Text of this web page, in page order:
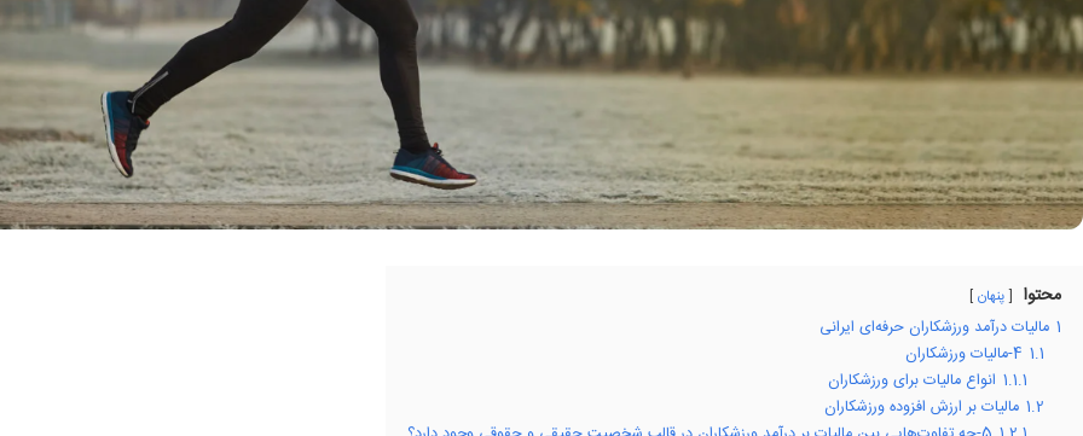
محتوا پنهان
1 مالیات درآمد ورزشکاران حرفه‌ای ایرانی
1.1 4-مالیات ورزشکاران
1.1.1 انواع مالیات برای ورزشکاران
1.2 مالیات بر ارزش افزوده ورزشکاران